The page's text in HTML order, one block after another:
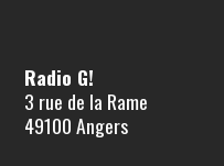
Radio G!
3 rue de la Rame
49100 Angers